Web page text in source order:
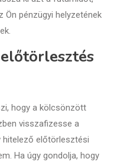
Ön pénzügyi helyzetének
hogy a kölcsönzött
visszafizesse a
hitelező előtörlesztési
Ha úgy gondolja, hogy